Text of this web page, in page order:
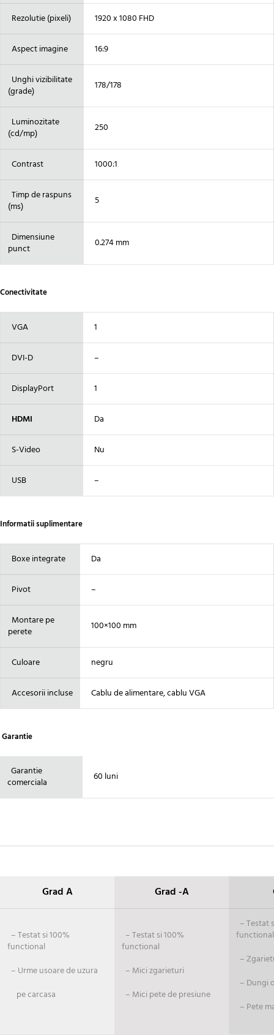
Rezolutie (pixeli) 1920 x 1080 FHD
Aspect imagine 16:9
Unghi vizibilitate
(grade)
178/178
Luminozitate
(cd/mp)
250
Contrast 1000:1
Timp de raspuns
(ms)
5
Dimensiune
punct
0.274 mm
Conectivitate
VGA 1
DVI-D –
DisplayPort 1
HDMI Da
S-Video Nu
USB –
Informatii suplimentare
Boxe integrate Da
Pivot –
Montare pe
perete
100×100 mm
Culoare negru
Accesorii incluse Cablu de alimentare, cablu VGA
Garantie
Garantie
comerciala
60 luni
Grad A Grad -A
– Testat si 100%
functional
– Urme usoare de uzura
pe carcasa
– Testat si 100%
functional
– Mici zgarieturi
– Mici pete de presiune
– Testat
functional
–
– Dungi
– Pete